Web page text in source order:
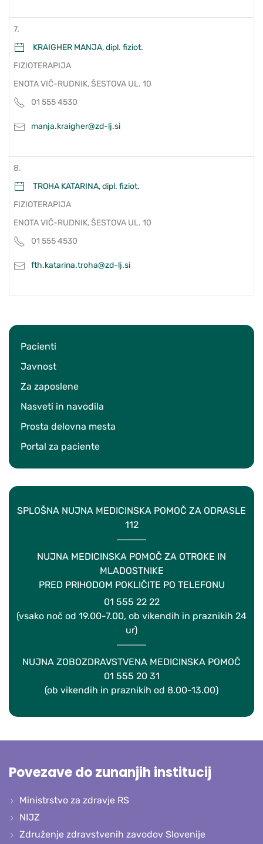
Pacienti
Javnost
Za zaposlene
Nasveti in navodila
Prosta delovna mesta
Portal za paciente
SPLOŠNA NUJNA MEDICINSKA POMOČ ZA ODRASLE
112
NUJNA MEDICINSKA POMOČ ZA OTROKE IN
MLADOSTNIKE
PRED PRIHODOM POKLIČITE PO TELEFONU
01 555 22 22
(vsako noč od 19.00-7.00, ob vikendih in praznikih 24
ur)
NUJNA ZOBOZDRAVSTVENA MEDICINSKA POMOČ
01 555 20 31
(ob vikendih in praznikih od 8.00-13.00)
7.
KRAIGHER MANJA, dipl. fiziot.
FIZIOTERAPIJA
ENOTA VIČ-RUDNIK, ŠESTOVA UL. 10
01 555 4530
manja.kraigher@zd-lj.si
8.
TROHA KATARINA, dipl. fiziot.
FIZIOTERAPIJA
ENOTA VIČ-RUDNIK, ŠESTOVA UL. 10
01 555 4530
fth.katarina.troha@zd-lj.si
Povezave do zunanjih institucij
Ministrstvo za zdravje RS
NIJZ
Združenje zdravstvenih zavodov Slovenije